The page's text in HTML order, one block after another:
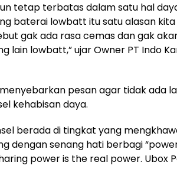
tetap terbatas dalam satu hal
baterai lowbatt itu satu alasan kita
gak ada rasa cemas dan gak
lain lowbatt,” ujar Owner PT Indo
pesan agar tidak ada
kehabisan daya.
berada di tingkat yang
dengan senang hati berbagi
power is the real power. Ubox